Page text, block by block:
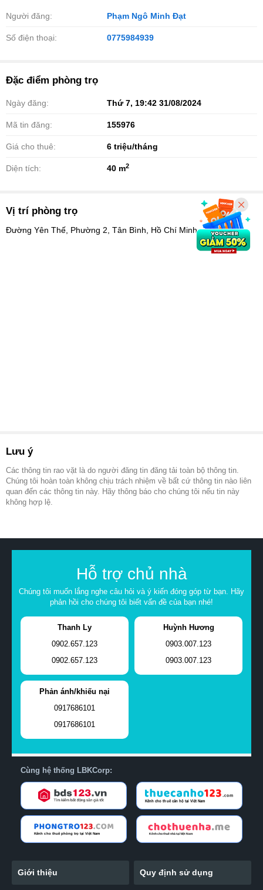
Người đăng: Phạm Ngô Minh Đạt
Số điện thoại: 0775984939
Đặc điểm phòng trọ
Ngày đăng: Thứ 7, 19:42 31/08/2024
Mã tin đăng: 155976
Giá cho thuê: 6 triệu/tháng
Diện tích: 40 m2
Vị trí phòng trọ
Đường Yên Thế, Phường 2, Tân Bình, Hồ Chí Minh
Lưu ý
Các thông tin rao vặt là do người đăng tin đăng tải toàn bộ thông tin.
Chúng tôi hoàn toàn không chịu trách nhiệm về bất cứ thông tin nào liên
quan đến các thông tin này. Hãy thông báo cho chúng tôi nếu tin này
không hợp lệ.
Hỗ trợ chủ nhà
Chúng tôi muốn lắng nghe câu hỏi và ý kiến đóng góp từ bạn. Hãy
phản hồi cho chúng tôi biết vấn đề của bạn nhé!
Thanh Ly
0902.657.123
0902.657.123
Huỳnh Hương
0903.007.123
0903.007.123
Phản ánh/khiếu nại
0917686101
0917686101
Cùng hệ thống LBKCorp:
Giới thiệu Quy định sử dụng